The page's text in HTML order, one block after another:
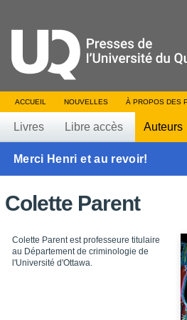
ACCUEIL NOUVELLES À PROPOS DES
Livres Libre accès Auteurs
Merci Henri et au revoir!
Colette Parent
Colette Parent est professeure titulaire
au Département de criminologie de
l'Université d'Ottawa.